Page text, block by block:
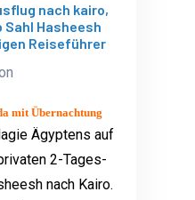
nach kairo,
Sahl Hasheesh
Reiseführer
mit Übernachtung
Ägyptens auf
2-Tages-
nach Kairo.